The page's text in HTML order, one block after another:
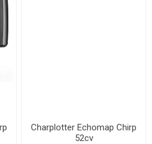
Charplotter Echomap Chirp
52cv